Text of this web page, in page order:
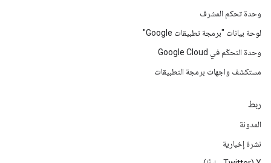
وحدة تحكم المشرف
لوحة بيانات "برمجة تطبيقات Google"
وحدة التحكّم في Google Cloud
مستكشف واجهات برمجة التطبيقات
ربط
المدونة
نشرة إخبارية